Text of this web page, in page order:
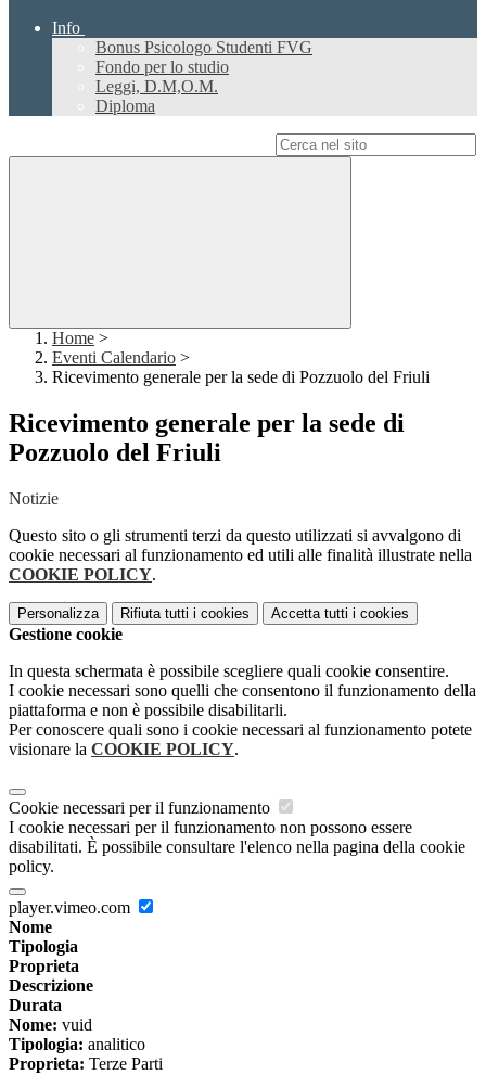
Info
Bonus Psicologo Studenti FVG
Fondo per lo studio
Leggi, D.M,O.M.
Diploma
Home >
Eventi Calendario >
Ricevimento generale per la sede di Pozzuolo del Friuli
Ricevimento generale per la sede di
Pozzuolo del Friuli
Notizie
Questo sito o gli strumenti terzi da questo utilizzati si avvalgono di
cookie necessari al funzionamento ed utili alle finalità illustrate nella
COOKIE POLICY.
Personalizza Rifiuta tutti i cookies Accetta tutti i cookies
Gestione cookie
In questa schermata è possibile scegliere quali cookie consentire.
I cookie necessari sono quelli che consentono il funzionamento della
piattaforma e non è possibile disabilitarli.
Per conoscere quali sono i cookie necessari al funzionamento potete
visionare la COOKIE POLICY.
Cookie necessari per il funzionamento
I cookie necessari per il funzionamento non possono essere
disabilitati. È possibile consultare l'elenco nella pagina della cookie
policy.
player.vimeo.com
Nome
Tipologia
Proprieta
Descrizione
Durata
Nome: vuid
Tipologia: analitico
Proprieta: Terze Parti